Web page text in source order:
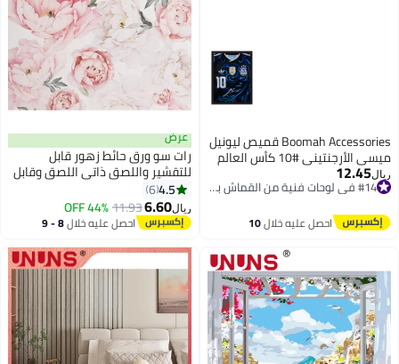
Boomah Accessories قميص ليونيل
ميسي الأرجنتيني #10 كأس العالم
2026 مع ملصق مؤطر بتوقيع
مطبوع 30x40 سم، هدية تذكارية
ريال12.45
#14 في لوحات فنية من القماش بإطار
احصل عليه خلال10
عرض
رات سو ورق حائط زهور قابل
للتقشير واللصق ذاتي اللصق وقابل
للإزالة بألوان مائية وورق حائط من
الفينيل ورق اتصال على شكل زهرة
لغرفة النوم المزخرفة وعرض جدار
المنزل 0.45 متر طول 3 متر
4.5
6
ريال6.60
11.93
44% OFF
احصل عليه خلال 8 - 9